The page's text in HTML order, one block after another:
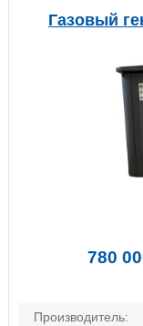
Газовый
Производитель:
780